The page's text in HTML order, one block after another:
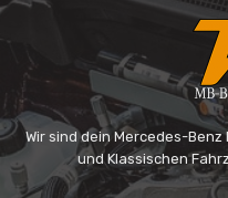
Wir sind dein Mercedes-
und Klassischen